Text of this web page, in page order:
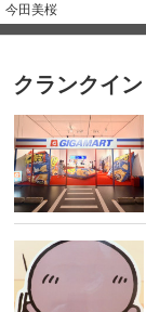
今田美桜
クランクイ